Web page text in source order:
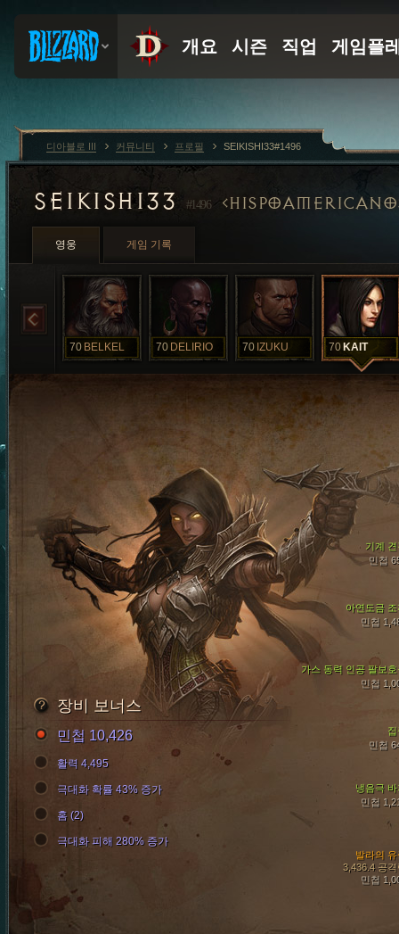
SEIKISHI33 #1496
영웅 게임 기록
70 BELKEL 70 DELIRIO 70 IZUKU 70 KAIT
아연도금 조
민첩
가스 동력 인공 팔보호
민첩
기계 견
민첩
냉음극 바
민첩
발라의 유
3,436.4 공격
민첩
민첩
장비 보너스
민첩 10,426
활력 4,495
극대화 확률 43% 증가
홈 (2)
극대화 피해 280% 증가
디아블로 III 커뮤니티 프로필 SEIKISHI33#1496